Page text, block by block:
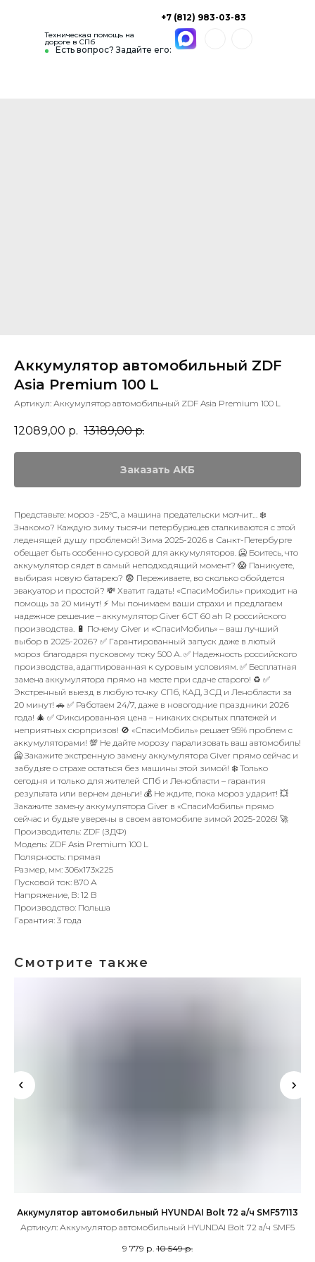
Есть вопрос? Задайте его:
+7 (812) 983-03-83
Техническая помощь на
дороге в СПб
Аккумулятор автомобильный ZDF
Asia Premium 100 L
Артикул: Аккумулятор автомобильный ZDF Asia Premium 100 L
12089,00 р. 13189,00 р.
Заказать АКБ
Представьте: мороз -25°C, а машина предательски молчит… ❄️
Знакомо? Каждую зиму тысячи петербуржцев сталкиваются с этой
леденящей душу проблемой! Зима 2025-2026 в Санкт-Петербурге
обещает быть особенно суровой для аккумуляторов. 🥶 Боитесь, что
аккумулятор сядет в самый неподходящий момент? 😱 Паникуете,
выбирая новую батарею? 😨 Переживаете, во сколько обойдется
эвакуатор и простой? 💸 Хватит гадать! «СпасиМобиль» приходит на
помощь за 20 минут! ⚡ Мы понимаем ваши страхи и предлагаем
надежное решение – аккумулятор Giver 6СТ 60 ah R российского
производства. 🔋 Почему Giver и «СпасиМобиль» – ваш лучший
выбор в 2025-2026? ✅ Гарантированный запуск даже в лютый
мороз благодаря пусковому току 500 А. ✅ Надежность российского
производства, адаптированная к суровым условиям. ✅ Бесплатная
замена аккумулятора прямо на месте при сдаче старого! ♻️ ✅
Экстренный выезд в любую точку СПб, КАД, ЗСД и Ленобласти за
20 минут! 🚗 ✅ Работаем 24/7, даже в новогодние праздники 2026
года! 🎄 ✅ Фиксированная цена – никаких скрытых платежей и
неприятных сюрпризов! 🚫 «СпасиМобиль» решает 95% проблем с
аккумуляторами! 💯 Не дайте морозу парализовать ваш автомобиль!
🥶 Закажите экстренную замену аккумулятора Giver прямо сейчас и
забудьте о страхе остаться без машины этой зимой! ❄️ Только
сегодня и только для жителей СПб и Ленобласти – гарантия
результата или вернем деньги! 💰 Не ждите, пока мороз ударит! 💥
Закажите замену аккумулятора Giver в «СпасиМобиль» прямо
сейчас и будьте уверены в своем автомобиле зимой 2025-2026! 🚀
Производитель: ZDF (ЗДФ)
Модель: ZDF Asia Premium 100 L
Полярность: прямая
Размер, мм: 306x173x225
Пусковой ток: 870 А
Напряжение, В: 12 В
Производство: Польша
Гарантия: 3 года
Смотрите также
Аккумулятор автомобильный HYUNDAI Bolt 72 а/ч SMF57113
Артикул: Аккумулятор автомобильный HYUNDAI Bolt 72 а/ч SMF5
9 779 р. 10 549 р.